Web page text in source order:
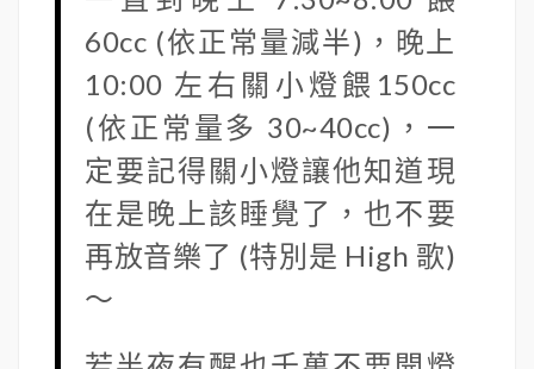
60cc (依正常量減半)，晚上
10:00 左右關小燈餵150cc
(依正常量多 30~40cc)，一
定要記得關小燈讓他知道現
在是晚上該睡覺了，也不要
再放音樂了 (特別是 High 歌)
～